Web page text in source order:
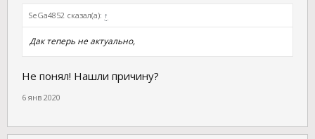
SeGa4852 сказал(а): ↑
Дак теперь не актуально,
Не понял! Нашли причину?
6 янв 2020